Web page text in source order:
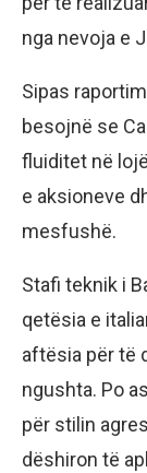
nga nevoja e
Sipas
besojnë se
fluiditet në
e aksioneve
mesfushë.
Stafi teknik i
qetësia e
aftësia për të
ngushta. Po
për stilin
dëshiron të